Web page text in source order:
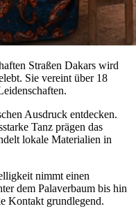
Straßen Dakars wird
Sie vereint über 18
Ausdruck entdecken.
Tanz prägen das
lokale Materialien in
nimmt einen
dem Palaverbaum bis hin
Kontakt grundlegend.